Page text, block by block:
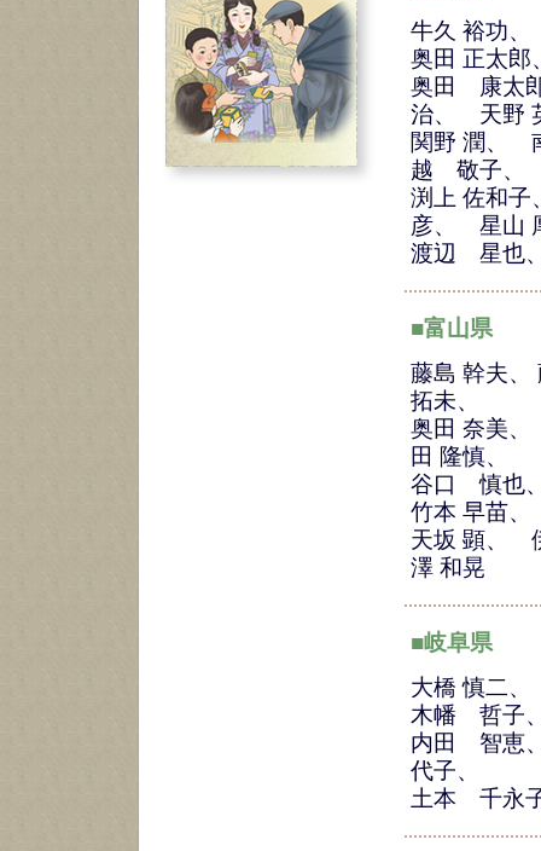
牛久 裕功
奥田 正太郎
奥田 康太
治、 天野
関野 潤、
越 敬子、
渕上 佐和
彦、 星山
渡辺 星也
■富山県
藤島 幹夫
拓未、
奥田 奈美
田 隆慎、
谷口 慎也
竹本 早苗、
天坂 顕、
澤 和晃
■岐阜県
大橋 慎二
木幡 哲
内田 智恵
代子、
土本 千永